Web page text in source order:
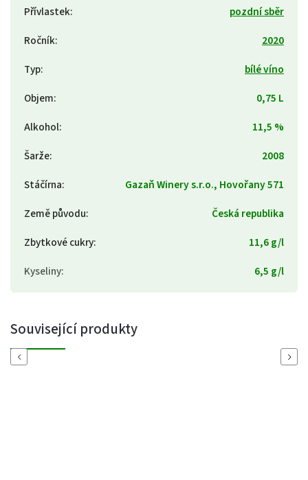
Přívlastek:
pozdní sběr
Ročník:
2020
Typ:
bílé víno
Objem:
0,75 L
Alkohol:
11,5 %
Šarže:
2008
Stáčírna:
Gazaň Winery s.r.o., Hovořany 571
Země původu:
Česká republika
Zbytkové cukry:
11,6 g/l
Kyseliny: 6,5 g/l
Související produkty
Previous Next